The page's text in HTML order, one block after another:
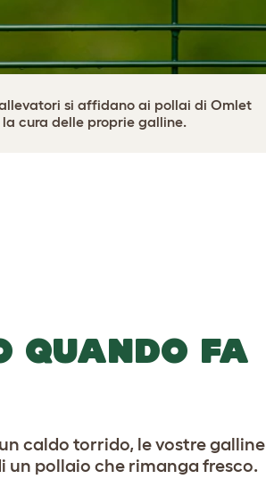
si affidano ai pollai di Omlet
la cura delle proprie galline.
QUANDO FA
caldo torrido, le vostre galline
un pollaio che rimanga fresco.